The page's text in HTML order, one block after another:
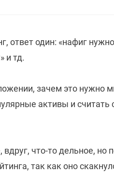
ответ один: «нафиг
и тд.
зачем это нужно
активы и считать
что-то дельное, но
так как оно